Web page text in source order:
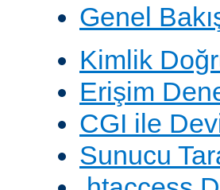
Genel
Kimlik
Erişim
CGI ile
Sunucu